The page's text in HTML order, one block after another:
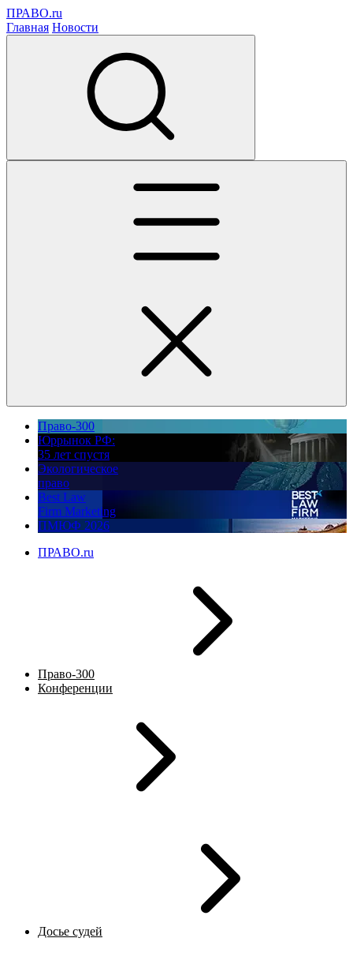
ПРАВО.ru
Главная Новости
Право-300
Юррынок РФ:
35 лет спустя
Экологическое
право
Best Law
Firm Marketing
ПМЮФ 2026
ПРАВО.ru
Право-300
Конференции
Досье судей